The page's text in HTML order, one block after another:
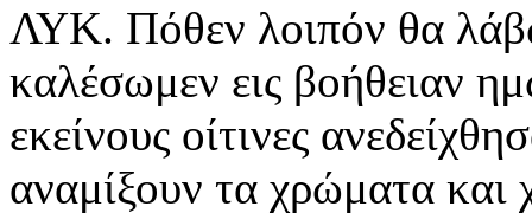
ΛΥΚ. Πόθεν λοιπόν θα
καλέσωμεν εις βοήθειαν
εκείνους οίτινες
αναμίξουν τα χρώματα και